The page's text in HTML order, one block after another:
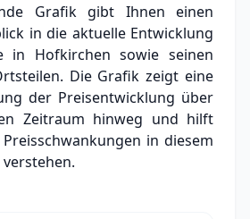
Grafik gibt Ihnen einen
in die aktuelle Entwicklung
in Hofkirchen sowie seinen
Die Grafik zeigt eine
der Preisentwicklung über
Zeitraum hinweg und hilft
in diesem